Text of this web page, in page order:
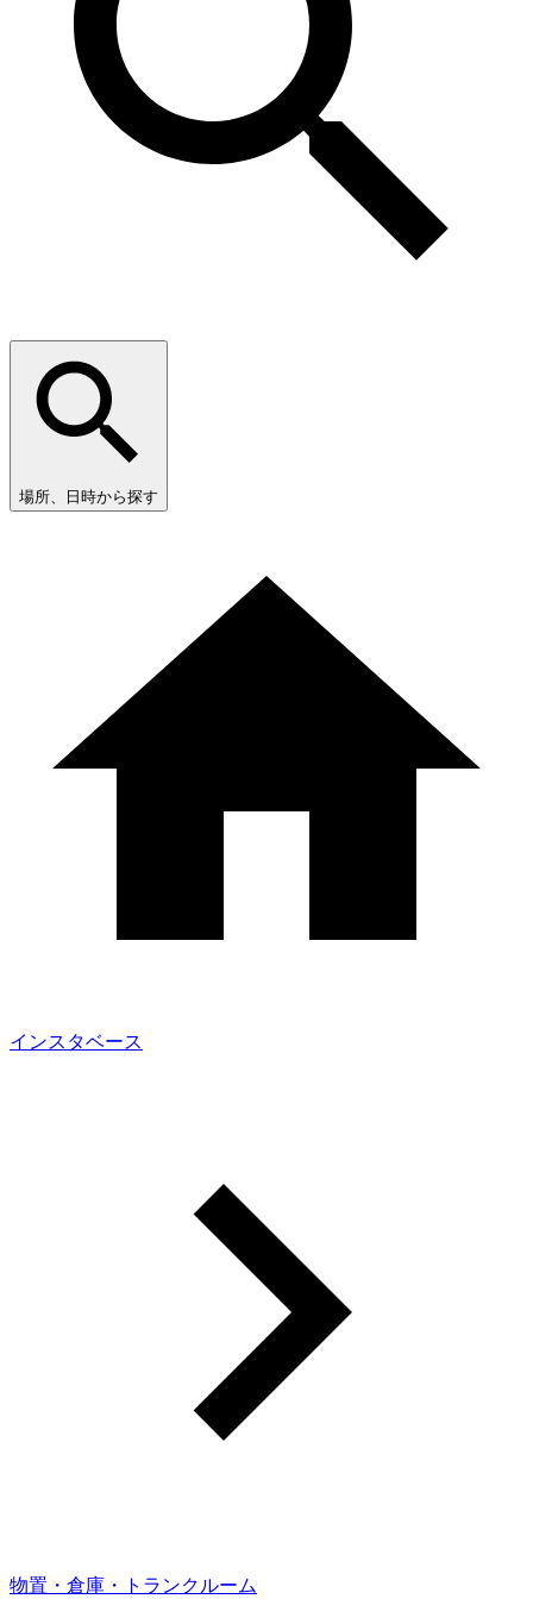
場所、日時から探す
インスタベース
物置・倉庫・トランクルーム